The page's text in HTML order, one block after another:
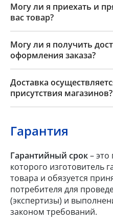
Могу ли я приехать и
вас товар?
Могу ли я получить
оформления заказа?
Доставка
присутствия магазинов?
Гарантия
Гарантийный срок–
которого изготовитель
товара и обязуется
потребителя для
(экспертизы) и
законом требований.